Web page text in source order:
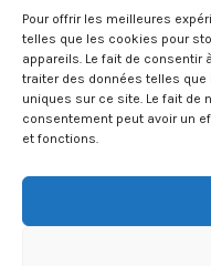
Pour offrir les meilleures
telles que les cookies pour
appareils. Le fait de consentir
traiter des données telles que
uniques sur ce site. Le fait de
consentement peut avoir un
et fonctions.
Malted Milk
Hugh
LES PHOTOS DU SON
Le site officiel :
Sabathé Lieu: